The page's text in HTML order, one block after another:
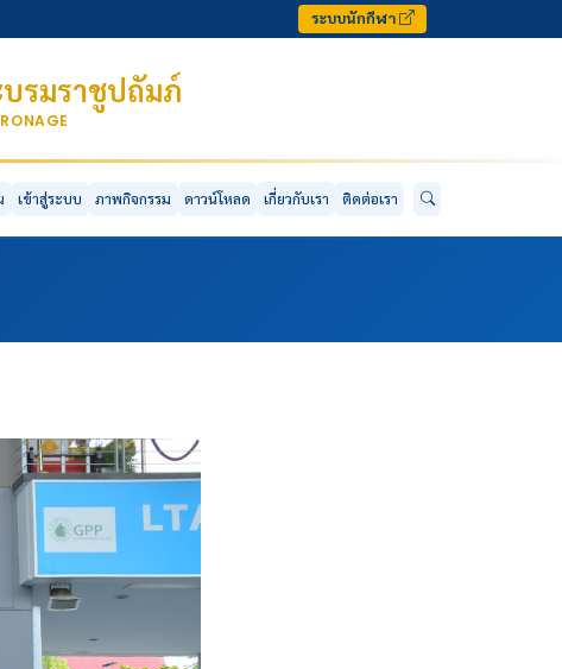
ระบบนักกีฬา
รมราชูปถัมภ์
เข้าสู่ระบบ ภาพกิจกรรม ดาวน์โหลด เกี่ยวกับเรา ติดต่อเรา